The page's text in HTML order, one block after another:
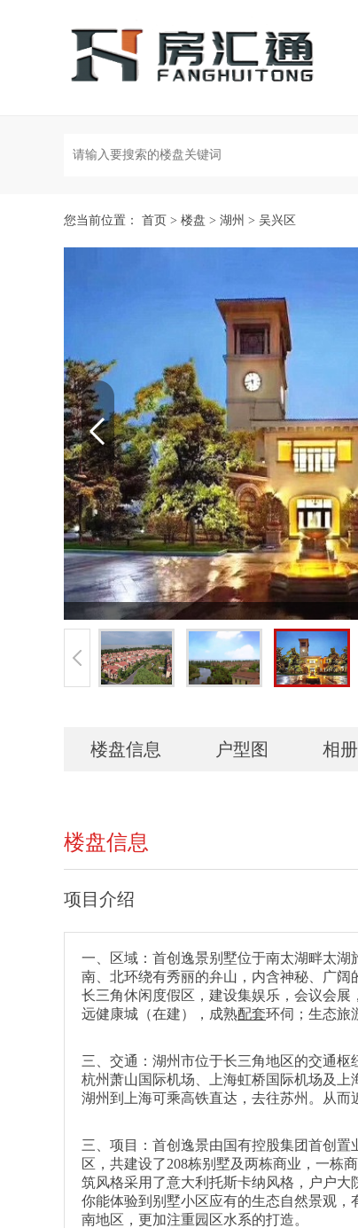
您当前位置： 首页 > 楼盘 > 湖州 > 吴兴区
楼盘信息 户型图 相册
楼盘信息
项目介绍
一、区域：首创逸景别墅位于南太湖畔太湖
南、北环绕有秀丽的弁山，内含神秘、广
长三角休闲度假区，建设集娱乐，会议会
远健康城（在建），成熟配套环伺；生态旅
三、交通：湖州市位于长三角地区的交通
杭州萧山国际机场、上海虹桥国际机场及上
湖州到上海可乘高铁直达，去往苏州。从而
三、项目：首创逸景由国有控股集团首创置
区，共建设了208栋别墅及两栋商业，一栋
筑风格采用了意大利托斯卡纳风格，户户
你能体验到别墅小区应有的生态自然景观，
南地区，更加注重园区水系的打造。